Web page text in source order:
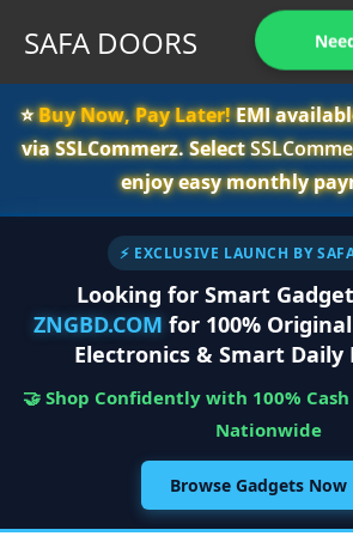
SAFA DOORS
⭐️Buy Now, Pay Later!EMI
via SSLCommerz. Select
enjoy easy monthly
⚡ EXCLUSIVE LAUNCH BY
Looking for Smart
ZNGBD.COM for 100%
Electronics & Smart Daily
🤝 Shop Confidently with 100%
Nationwide
Browse Gadgets